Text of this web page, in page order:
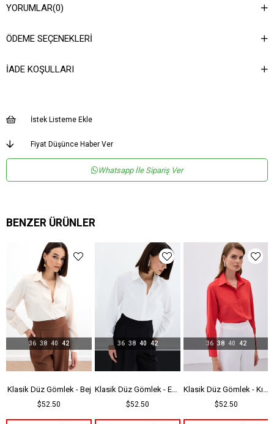
Kategori
YORUMLAR(0)
ÖDEME SEÇENEKLERI
İADE KOŞULLARI
İstek Listeme Ekle
Fiyat Düşünce Haber Ver
Whatsapp İle Sipariş Ver
BENZER ÜRÜNLER
Klasik Düz Gömlek - Bej
$52.50
36 38 40 42
Klasik Düz Gömlek - Ekru
$52.50
36 38 40 42
Klasik Düz Gömlek - Kırmızı
$52.50
36 38 40 42